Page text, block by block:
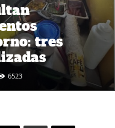
tres
6523